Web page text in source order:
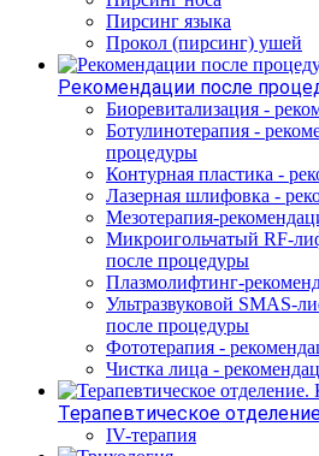
Пирсинг языка
Прокол (пирсинг) ушей
Рекомендации после
Биоревитализация -
Ботулинотерапия -
процедуры
Контурная пластика -
Лазерная шлифовка -
Мезотерапия-
Микроигольчатый RF-
после процедуры
Плазмолифтинг-
Ультразвуковой SMAS-
после процедуры
Фототерапия -
Чистка лица -
Терапевтическое
IV-терапия